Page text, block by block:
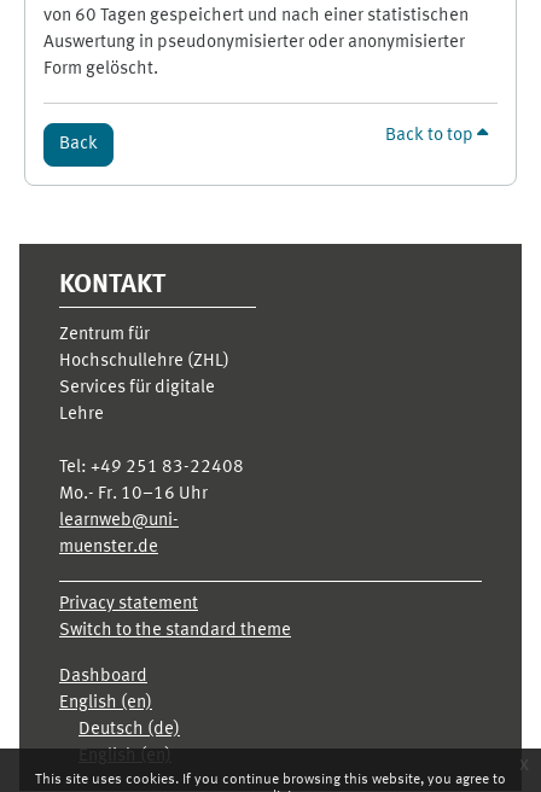
This site uses cookies. If you continue browsing this website, you agree to
x
von 60 Tagen gespeichert und nach einer statistischen
Auswertung in pseudonymisierter oder anonymisierter
Form gelöscht.
Back Back to top
KONTAKT
Zentrum für
Hochschullehre (ZHL)
Services für digitale
Lehre
Tel: +49 251 83-22408
Mo.- Fr. 10–16 Uhr
learnweb@uni-
muenster.de
Privacy statement
Switch to the standard theme
Dashboard
English ‎(en)‎
Deutsch ‎(de)‎